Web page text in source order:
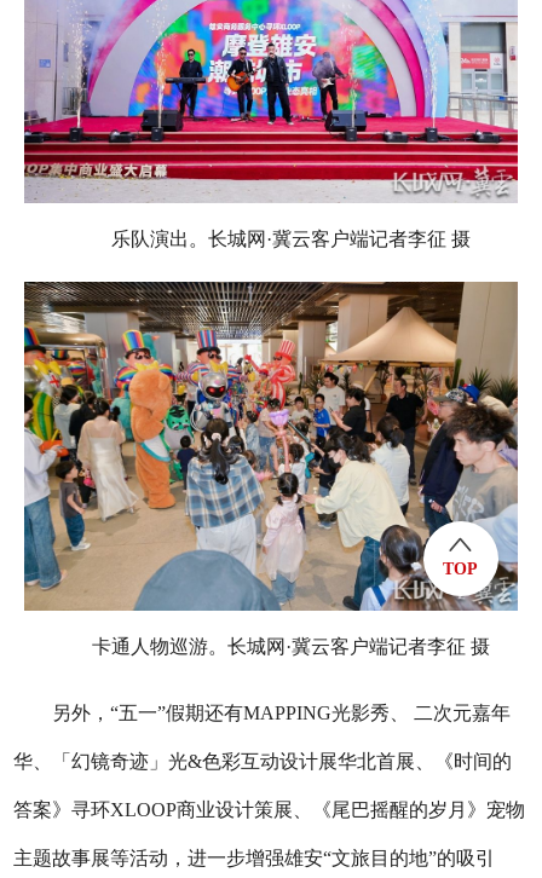
乐队演出。长城网·冀云客户端记者李征 摄
卡通人物巡游。长城网·冀云客户端记者李征 摄
另外，“五一”假期还有MAPPING光影秀、 二次元嘉年
华、「幻镜奇迹」光&色彩互动设计展华北首展、《时间的
答案》寻环XLOOP商业设计策展、《尾巴摇醒的岁月》宠物
主题故事展等活动，进一步增强雄安“文旅目的地”的吸引
TOP